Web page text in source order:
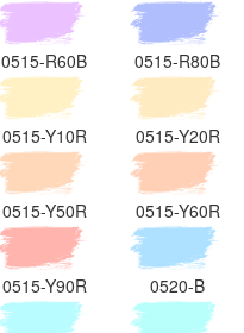
0515-R60B 0515-R80B
0515-Y10R 0515-Y20R
0515-Y50R 0515-Y60R
0515-Y90R 0520-B